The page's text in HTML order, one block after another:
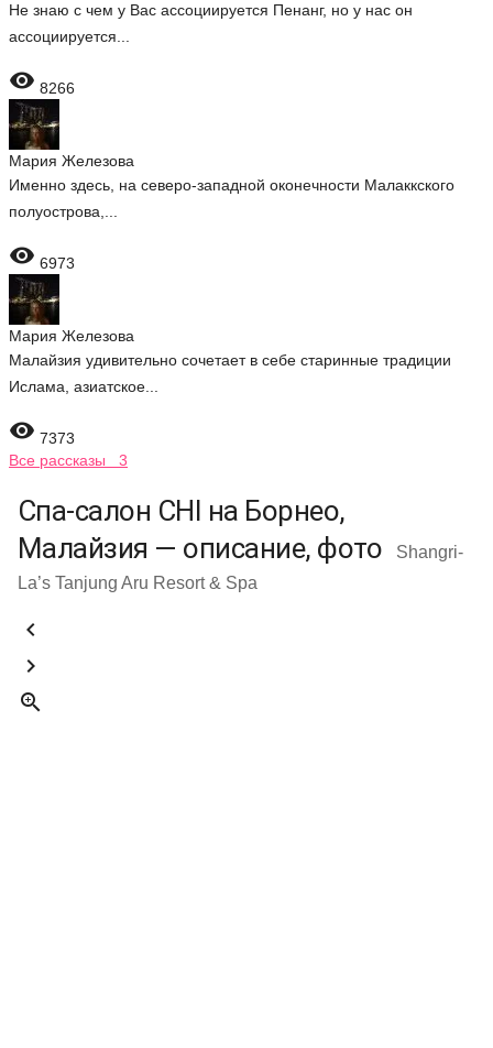
Не знаю с чем у Вас ассоциируется Пенанг, но у нас он
ассоциируется...
 8266
Мария Железова
Именно здесь, на северо-западной оконечности Малаккского
полуострова,...
 6973
Мария Железова
Малайзия удивительно сочетает в себе старинные традиции
Ислама, азиатское...
 7373
Все рассказы 3
Спа-салон CHI на Борнео,
Малайзия — описание, фото
Shangri-
La’s Tanjung Aru Resort & Spa


